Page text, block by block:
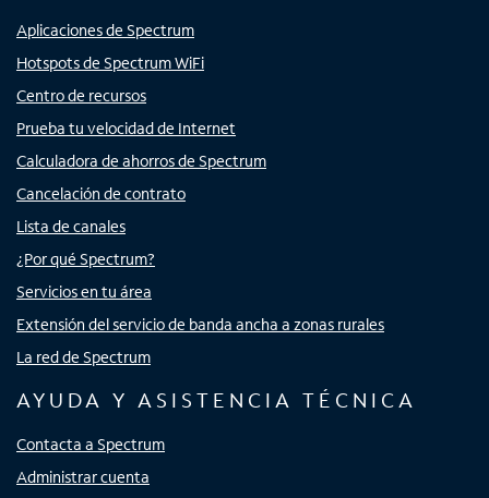
Aplicaciones de Spectrum
Hotspots de Spectrum WiFi
Centro de recursos
Prueba tu velocidad de Internet
Calculadora de ahorros de Spectrum
Cancelación de contrato
Lista de canales
¿Por qué Spectrum?
Servicios en tu área
Extensión del servicio de banda ancha a zonas rurales
La red de Spectrum
AYUDA Y ASISTENCIA TÉCNICA
Contacta a Spectrum
Administrar cuenta